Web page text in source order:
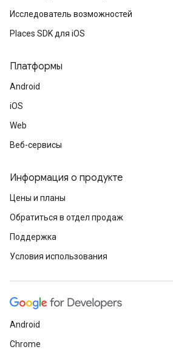
Исследователь возможностей
Places SDK для iOS
Платформы
Android
iOS
Web
Веб-сервисы
Информация о продукте
Цены и планы
Обратиться в отдел продаж
Поддержка
Условия использования
Android
Chrome